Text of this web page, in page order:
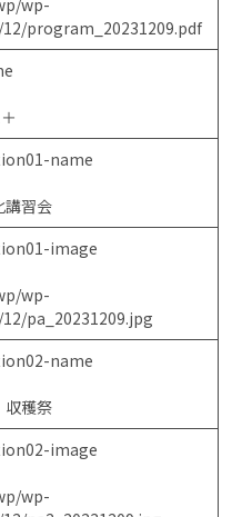
wp-
program_20231209.pdf
name
講習会
image
wp-
pa_20231209.jpg
name
穫祭
image
wp-